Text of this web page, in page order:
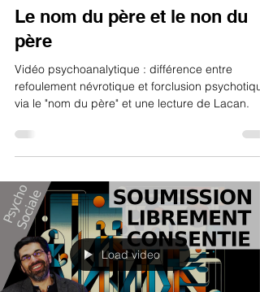
Le nom du père et le non du
père
Vidéo psychoanalytique : différence entre
refoulement névrotique et forclusion
via le "nom du père" et une lecture de Lacan.
Load video